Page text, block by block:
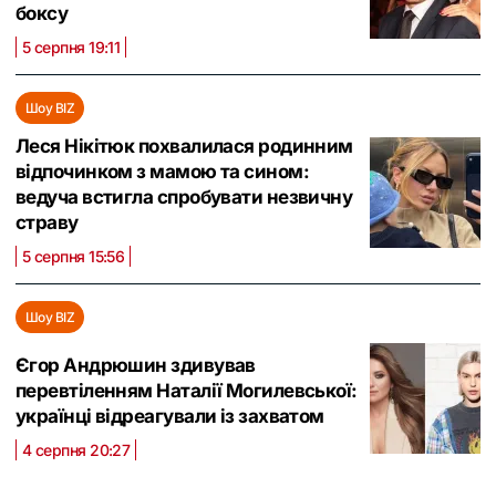
боксу
5 серпня 19:11
Шоу BIZ
Леся Нікітюк похвалилася родинним
відпочинком з мамою та сином:
ведуча встигла спробувати незвичну
страву
5 серпня 15:56
Шоу BIZ
Єгор Андрюшин здивував
перевтіленням Наталії Могилевської:
українці відреагували із захватом
4 серпня 20:27